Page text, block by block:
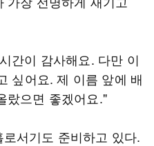
간이 감사해요. 다만 이
싶어요. 제 이름 앞에 배
랐으면 좋겠어요."
서기도 준비하고 있다.